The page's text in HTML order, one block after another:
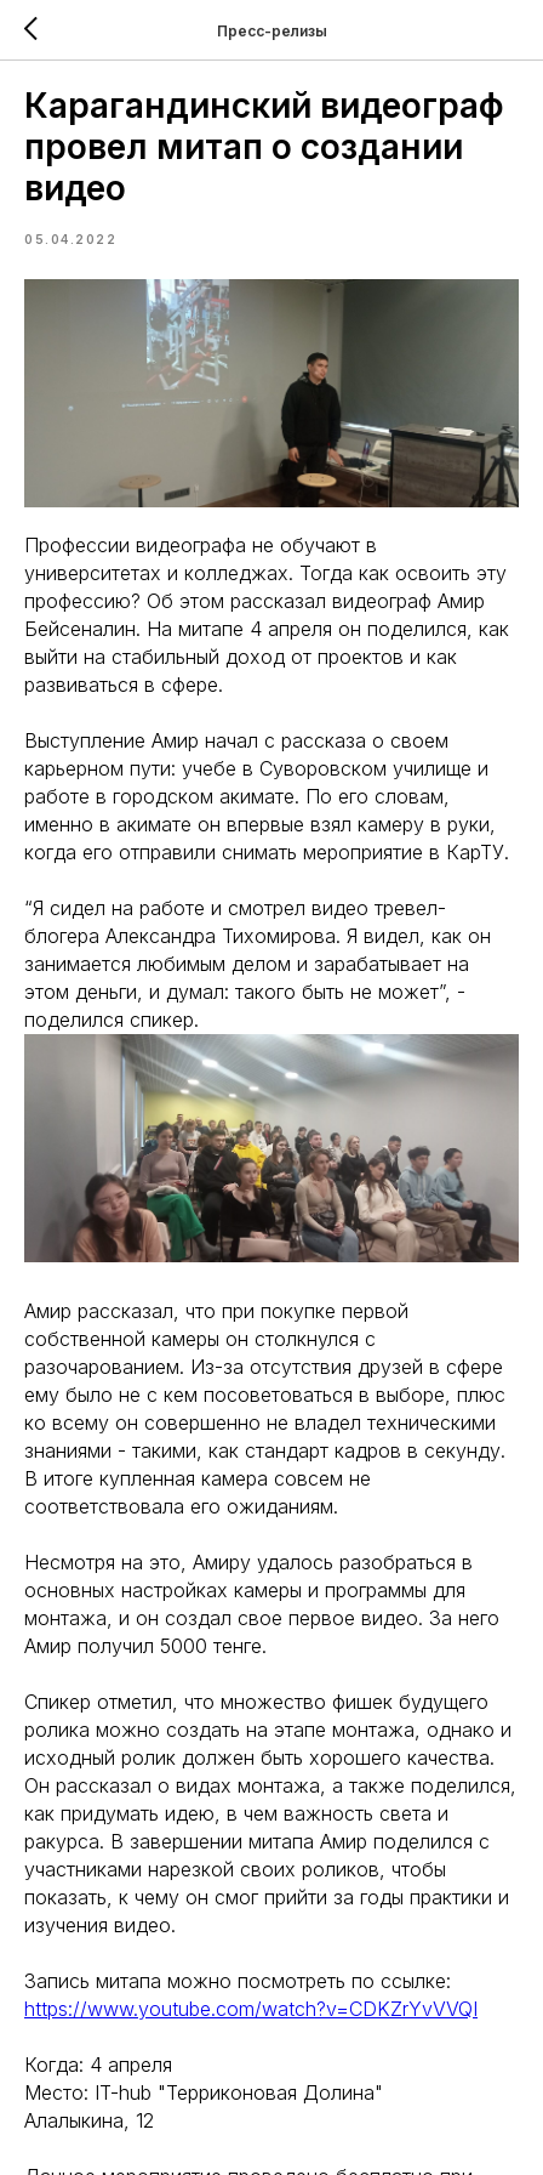
Пресс-релизы
Карагандинский видеограф
провел митап о создании
видео
05.04.2022
Профессии видеографа не обучают в
университетах и колледжах. Тогда как освоить эту
профессию? Об этом рассказал видеограф Амир
Бейсеналин. На митапе 4 апреля он поделился, как
выйти на стабильный доход от проектов и как
развиваться в сфере.
Выступление Амир начал с рассказа о своем
карьерном пути: учебе в Суворовском училище и
работе в городском акимате. По его словам,
именно в акимате он впервые взял камеру в руки,
когда его отправили снимать мероприятие в КарТУ.
“Я сидел на работе и смотрел видео тревел-
блогера Александра Тихомирова. Я видел, как он
занимается любимым делом и зарабатывает на
этом деньги, и думал: такого быть не может”, -
поделился спикер.
Амир рассказал, что при покупке первой
собственной камеры он столкнулся с
разочарованием. Из-за отсутствия друзей в сфере
ему было не с кем посоветоваться в выборе, плюс
ко всему он совершенно не владел техническими
знаниями - такими, как стандарт кадров в секунду.
В итоге купленная камера совсем не
соответствовала его ожиданиям.
Несмотря на это, Амиру удалось разобраться в
основных настройках камеры и программы для
монтажа, и он создал свое первое видео. За него
Амир получил 5000 тенге.
Спикер отметил, что множество фишек будущего
ролика можно создать на этапе монтажа, однако и
исходный ролик должен быть хорошего качества.
Он рассказал о видах монтажа, а также поделился,
как придумать идею, в чем важность света и
ракурса. В завершении митапа Амир поделился с
участниками нарезкой своих роликов, чтобы
показать, к чему он смог прийти за годы практики и
изучения видео.
Запись митапа можно посмотреть по ссылке:
https://www.youtube.com/watch?v=CDKZrYvVVQI
Когда: 4 апреля
Место: IT-hub "Терриконовая Долина"
Алалыкина, 12